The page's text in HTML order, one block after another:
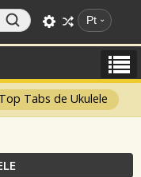
Pt
Top Tabs de Ukulele